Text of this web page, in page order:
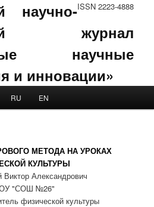
ISSN 2223-4888
научно-
журнал
научные
и инновации»
RU EN
МЕТОДА НА УРОКАХ
КУЛЬТУРЫ
Виктор Александрович
"СОШ №26"
физической культуры